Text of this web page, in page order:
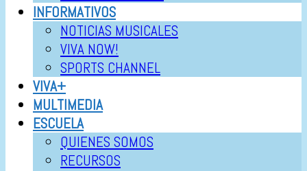
INFORMATIVOS
NOTICIAS MUSICALES
VIVA NOW!
SPORTS CHANNEL
VIVA+
MULTIMEDIA
ESCUELA
QUIENES SOMOS
RECURSOS